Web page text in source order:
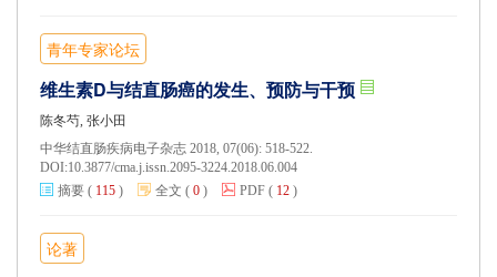
青年专家论坛
维生素D与结直肠癌的发生、预防与干预
陈冬芍, 张小田
中华结直肠疾病电子杂志 2018, 07(06): 518-522.
DOI:10.3877/cma.j.issn.2095-3224.2018.06.004
摘要 ( 115 ) 全文 ( 0 ) PDF ( 12 )
论著